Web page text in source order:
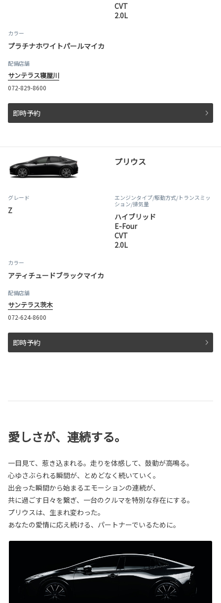
CVT
2.0L
カラー
プラチナホワイトパールマイカ
配備店舗
サンテラス寝屋川
072-829-8600
即時予約
プリウス
グレード
Z
エンジンタイプ/駆動方式/トランスミッ
ション/排気量
ハイブリッド
E-Four
CVT
2.0L
カラー
アティチュードブラックマイカ
配備店舗
サンテラス茨木
072-624-8600
即時予約
愛しさが、連続する。
一目見て、惹き込まれる。走りを体感して、鼓動が高鳴る。
心ゆさぶられる瞬間が、とめどなく続いていく。
出会った瞬間から始まるエモーションの連続が、
共に過ごす日々を繋ぎ、一台のクルマを特別な存在にする。
プリウスは、生まれ変わった。
あなたの愛情に応え続ける、パートナーでいるために。